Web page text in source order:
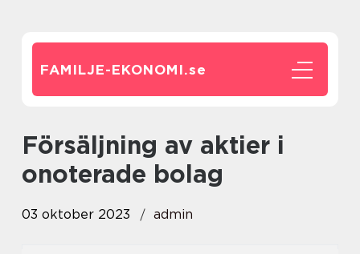
FAMILJE-EKONOMI.se
försäljning av aktier i
onoterade bolag
03 oktober 2023 admin